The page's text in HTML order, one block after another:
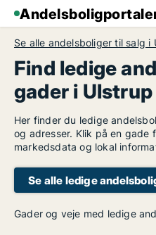
Se alle andelsboliger til salg i
Find ledige
gader i Ulstrup
Her finder du ledige
og adresser. Klik på en gade
markedsdata og lokal
Se alle ledige
Gader og veje med ledige